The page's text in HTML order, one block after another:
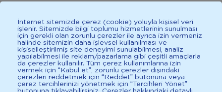
danışınız. Bu sitede yayınlanan bilgiler hekim tavsiyesi
yerine geçmez. En doğru bilgi için doktorunuza danışınız.
Sağlıklı yaşam için dengeli, çeşitli beslenilmelidir. *D vitamini
çocuklarda bağışıklık sisteminin normal işlevine katkıda
bulunur.
İnternet sitemizde çerez (cookie) yoluyla kişisel veri
işlenir. Sitemizde bilgi toplumu hizmetlerinin sunulması
için gerekli olan zorunlu çerezler ile ayrıca izin vermeniz
halinde sitemizin daha işlevsel kullanılması ve
kişiselleştirilmiş site deneyimi sunulabilmesi, analiz
yapılabilmesi ile reklam/pazarlama gibi çeşitli amaçlarla
da çerezler kullanılır. Tüm çerez kullanımlarına izin
vermek için “Kabul et”, zorunlu çerezler dışındaki
çerezleri reddetmek için “Reddet” butonuna veya
çerez tercihlerinizi yönetmek için “Tercihleri Yönet”